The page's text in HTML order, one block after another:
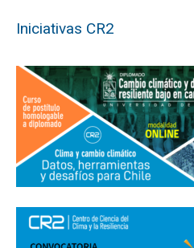
Iniciativas CR2